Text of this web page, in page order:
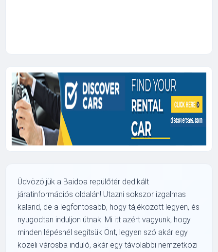
Üdvözöljük a Baidoa repülőtér dedikált
járatinformációs oldalán! Utazni sokszor izgalmas
kaland, de a legfontosabb, hogy tájékozott legyen, és
nyugodtan induljon útnak. Mi itt azért vagyunk, hogy
minden lépésnél segítsük Önt, legyen szó akár egy
közeli városba induló, akár egy távolabbi nemzetközi